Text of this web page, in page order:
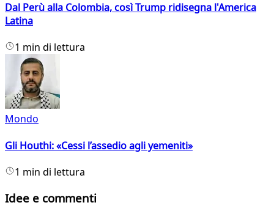
Dal Perù alla Colombia, così Trump ridisegna l'America
Latina
1 min di lettura
Mondo
Gli Houthi: «Cessi l’assedio agli yemeniti»
1 min di lettura
Idee e commenti